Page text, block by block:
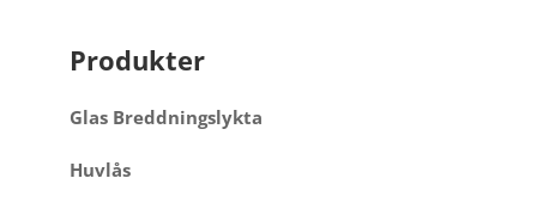
Produkter
Glas Breddningslykta
Huvlås